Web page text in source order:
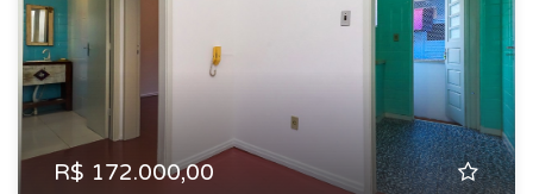
R$ 172.000,00